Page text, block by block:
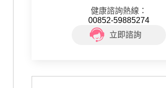
健康諮詢熱線：
00852-59885274
立即諮詢